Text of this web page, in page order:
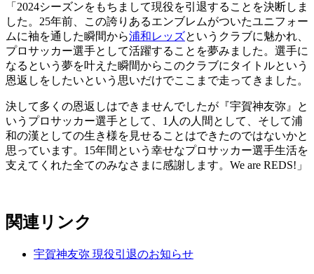
「2024シーズンをもちまして現役を引退することを決断しま
した。25年前、この誇りあるエンブレムがついたユニフォー
ムに袖を通した瞬間から浦和レッズというクラブに魅かれ、
プロサッカー選手として活躍することを夢みました。選手に
なるという夢を叶えた瞬間からこのクラブにタイトルという
恩返しをしたいという思いだけでここまで走ってきました。
決して多くの恩返しはできませんでしたが『宇賀神友弥』と
いうプロサッカー選手として、1人の人間として、そして浦
和の漢としての生き様を見せることはできたのではないかと
思っています。15年間という幸せなプロサッカー選手生活を
支えてくれた全てのみなさまに感謝します。We are REDS!」
関連リンク
宇賀神友弥 現役引退のお知らせ